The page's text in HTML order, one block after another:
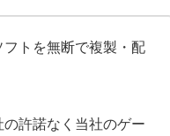
トを無断で複製・配
許諾なく当社のゲー